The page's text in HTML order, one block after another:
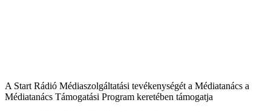
A Start Rádió Médiaszolgáltatási tevékenységét a Médiatanács a
Médiatanács Támogatási Program keretében támogatja